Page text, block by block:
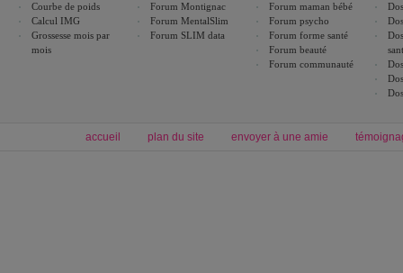
Courbe de poids
Calcul IMG
Grossesse mois par
mois
Forum Montignac
Forum MentalSlim
Forum SLIM data
Forum maman bébé
Forum psycho
Forum forme santé
Forum beauté
Forum communauté
accueil plan du site envoyer à une amie